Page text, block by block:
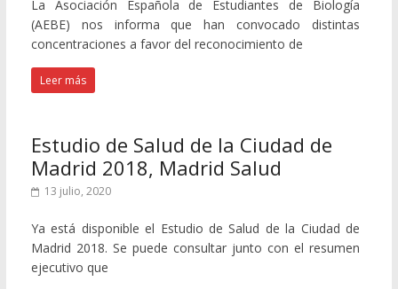
La Asociación Española de Estudiantes de Biología
(AEBE) nos informa que han convocado distintas
concentraciones a favor del reconocimiento de
Leer más
Estudio de Salud de la Ciudad de
Madrid 2018, Madrid Salud
13 julio, 2020
Ya está disponible el Estudio de Salud de la Ciudad de
Madrid 2018. Se puede consultar junto con el resumen
ejecutivo que